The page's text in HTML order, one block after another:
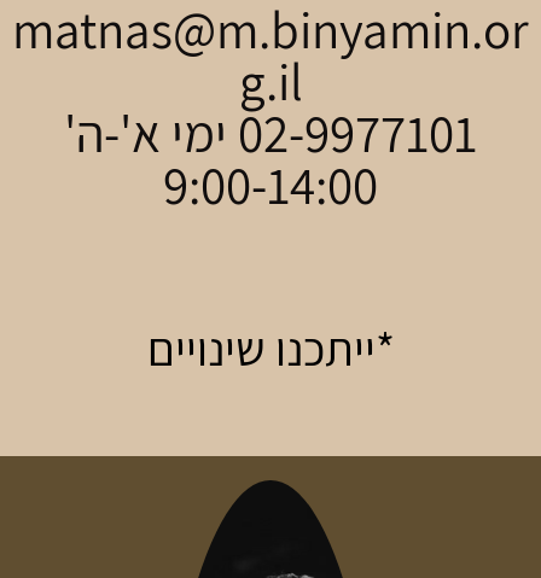
matnas@m.binyamin.or
g.il
02-9977101 ימי א'-ה'
9:00-14:00
*ייתכנו שינויים